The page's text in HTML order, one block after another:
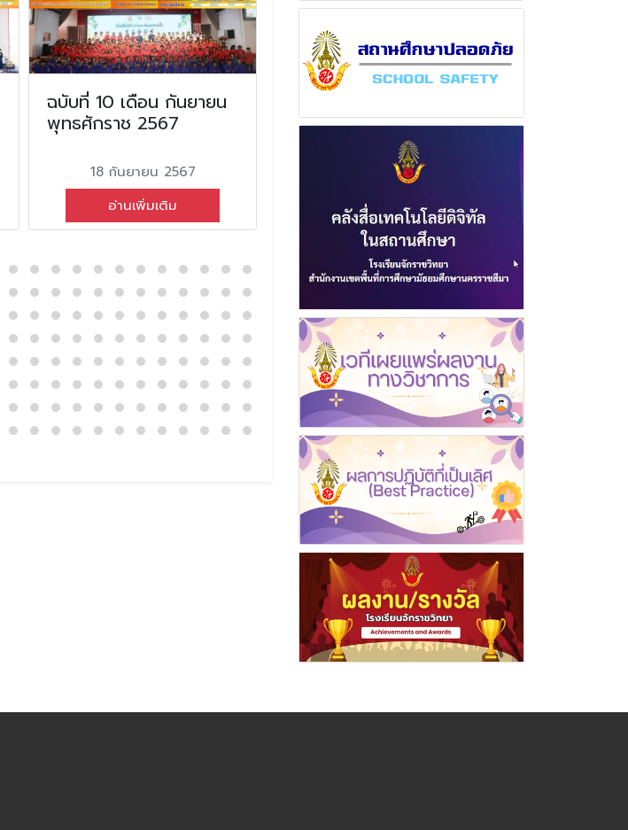
ฉบับที่ 10 เดือน กันยายน
พุทธศักราช 2567
18 กันยายน 2567
อ่านเพิ่มเติม
พุทธศักราช 2567
24 มกราคม 2567
อ่านเพิ่มเติม
พฤศจิกายน
2566